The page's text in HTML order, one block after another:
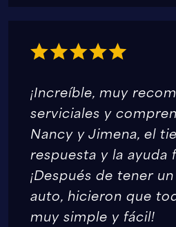
¡Increíble, muy
serviciales y
Nancy y Jimena, el
respuesta y la ayuda
¡Después de tener
auto, hicieron que
muy simple y fácil!